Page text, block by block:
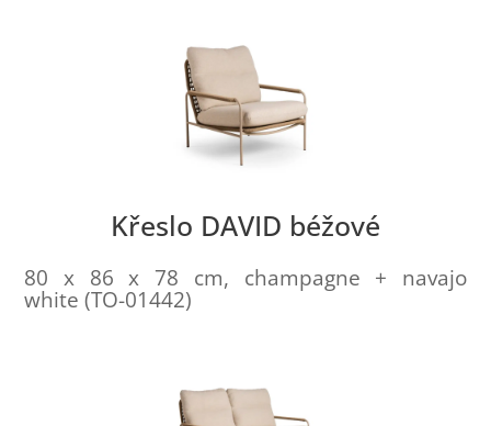
Křeslo DAVID béžové
80 x 86 x 78 cm, champagne + navajo
white (TO-01442)